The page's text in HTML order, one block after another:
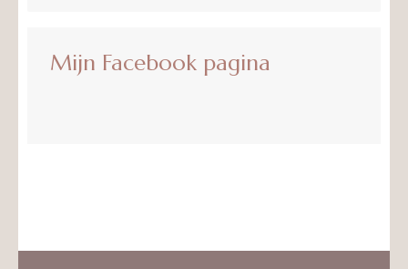
Mijn Facebook pagina